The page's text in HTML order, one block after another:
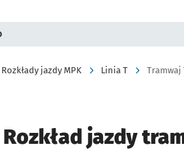
Rozkłady jazdy MPK Linia T Tramwaj
Rozkład jazdy